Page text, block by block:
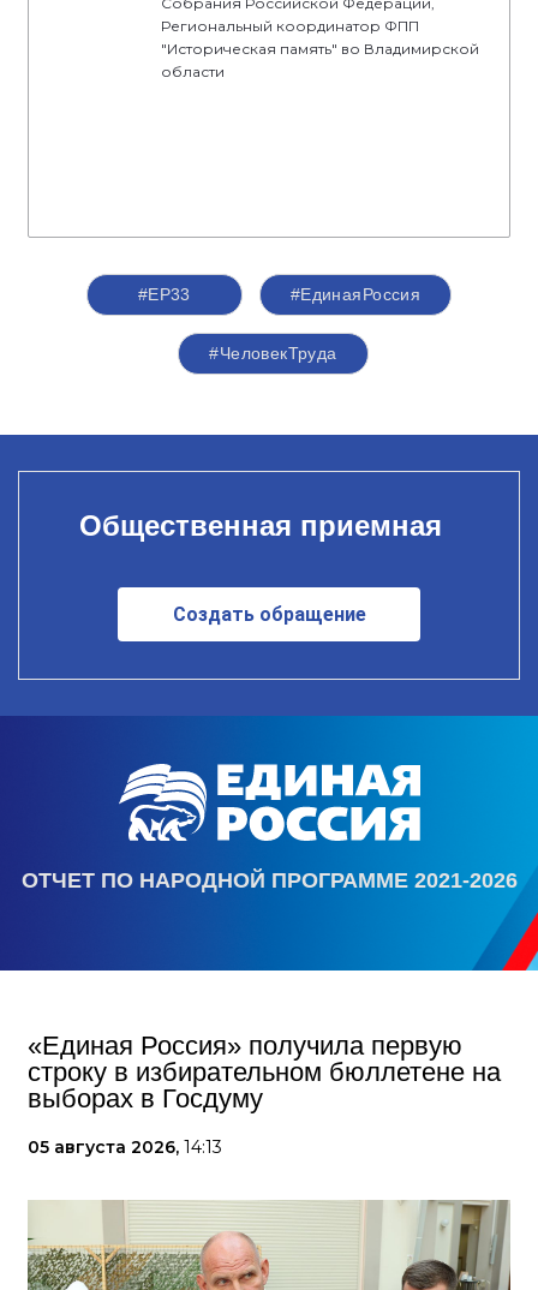
Региональный координатор ФПП
"Историческая память" во Владимирской
области
#ЕР33 #‎ЕдинаяРоссия
#ЧеловекТруда
Общественная приемная
Создать обращение
ОТЧЕТ ПО НАРОДНОЙ ПРОГРАММЕ 2021-2026
«Единая Россия» получила первую
строку в избирательном бюллетене на
выборах в Госдуму
05 августа 2026, 14:13